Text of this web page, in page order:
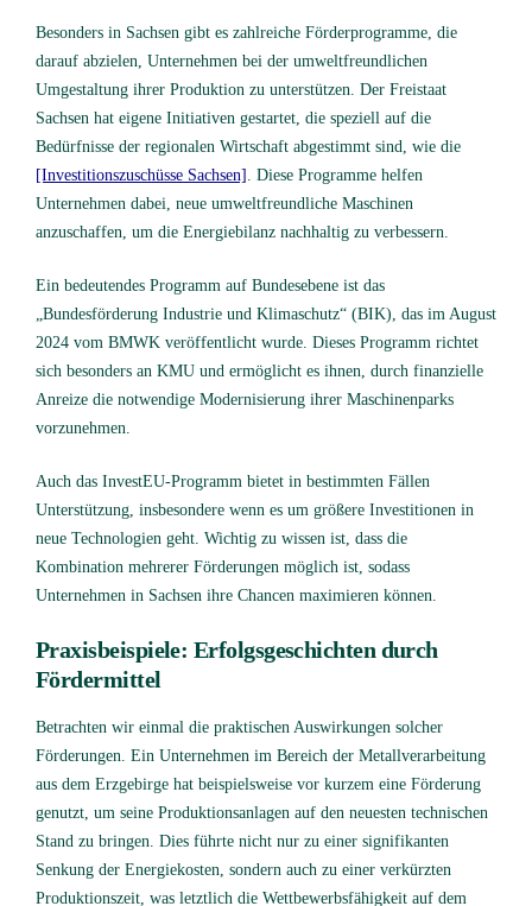
Besonders in Sachsen gibt es zahlreiche Förderprogramme, die
darauf abzielen, Unternehmen bei der umweltfreundlichen
Umgestaltung ihrer Produktion zu unterstützen. Der Freistaat
Sachsen hat eigene Initiativen gestartet, die speziell auf die
Bedürfnisse der regionalen Wirtschaft abgestimmt sind, wie die
[Investitionszuschüsse Sachsen] . Diese Programme helfen
Unternehmen dabei, neue umweltfreundliche Maschinen
anzuschaffen, um die Energiebilanz nachhaltig zu verbessern.
Ein bedeutendes Programm auf Bundesebene ist das
„Bundesförderung Industrie und Klimaschutz“ (BIK), das im August
2024 vom BMWK veröffentlicht wurde. Dieses Programm richtet
sich besonders an KMU und ermöglicht es ihnen, durch finanzielle
Anreize die notwendige Modernisierung ihrer Maschinenparks
vorzunehmen.
Auch das InvestEU-Programm bietet in bestimmten Fällen
Unterstützung, insbesondere wenn es um größere Investitionen in
neue Technologien geht. Wichtig zu wissen ist, dass die
Kombination mehrerer Förderungen möglich ist, sodass
Unternehmen in Sachsen ihre Chancen maximieren können.
Praxisbeispiele: Erfolgsgeschichten durch
Fördermittel
Betrachten wir einmal die praktischen Auswirkungen solcher
Förderungen. Ein Unternehmen im Bereich der Metallverarbeitung
aus dem Erzgebirge hat beispielsweise vor kurzem eine Förderung
genutzt, um seine Produktionsanlagen auf den neuesten technischen
Stand zu bringen. Dies führte nicht nur zu einer signifikanten
Senkung der Energiekosten, sondern auch zu einer verkürzten
Produktionszeit, was letztlich die Wettbewerbsfähigkeit auf dem